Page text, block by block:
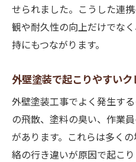
せられました。こうした連
観や耐久性の向上だけでな
持にもつながります。
外壁塗装で起こりやすい
外壁塗装工事でよく発生す
の飛散、塗料の臭い、作業
があります。これらは多く
絡の行き違いが原因で起こ